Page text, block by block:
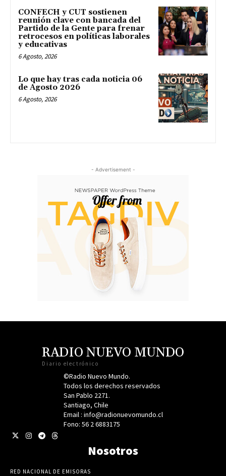
CONFECH y CUT sostienen
reunión clave con bancada del
Partido de la Gente para frenar
retrocesos en políticas laborales
y educativas
6 Agosto, 2026
Lo que hay tras cada noticia 06
de Agosto 2026
6 Agosto, 2026
- Advertisement -
RADIO NUEVO MUNDO
Diario electrónico
©Radio Nuevo Mundo.
Todos los derechos reservados
San Pablo 2271.
Santiago, Chile
Email : info@radionuevomundo.cl
Fono: 56 2 6883175
Nosotros
RED NACIONAL DE EMISORAS